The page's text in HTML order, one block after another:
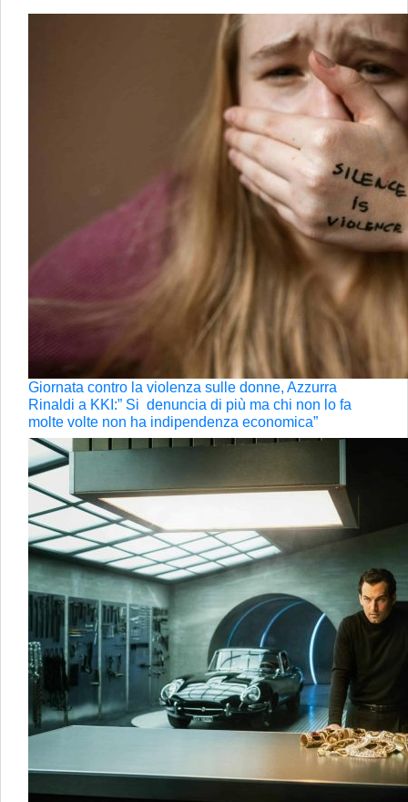
Giornata contro la violenza sulle donne, Azzurra
Rinaldi a KKI:” Si denuncia di più ma chi non lo fa
molte volte non ha indipendenza economica”